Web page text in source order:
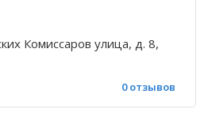
Комиссаров улица, д. 8,
0 отзывов